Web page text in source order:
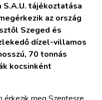
tájékoztatása
az ország
Szeged és
dízel-villamos
70 tonnás
kocsinként